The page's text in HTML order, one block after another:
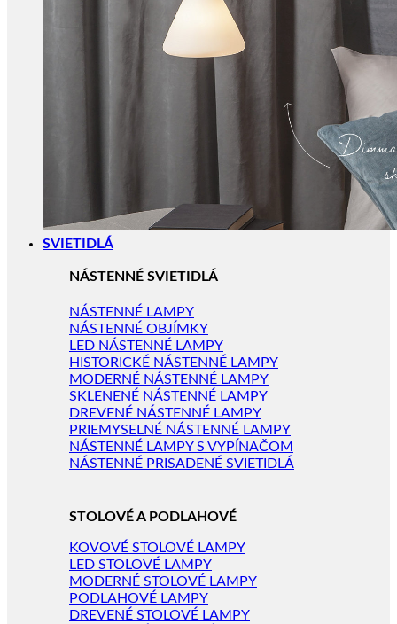
SVIETIDLÁ
NÁSTENNÉ SVIETIDLÁ
NÁSTENNÉ LAMPY
NÁSTENNÉ OBJÍMKY
LED NÁSTENNÉ LAMPY
HISTORICKÉ NÁSTENNÉ LAMPY
MODERNÉ NÁSTENNÉ LAMPY
SKLENENÉ NÁSTENNÉ LAMPY
DREVENÉ NÁSTENNÉ LAMPY
PRIEMYSELNÉ NÁSTENNÉ LAMPY
NÁSTENNÉ LAMPY S VYPÍNAČOM
NÁSTENNÉ PRISADENÉ SVIETIDLÁ
STOLOVÉ A PODLAHOVÉ
KOVOVÉ STOLOVÉ LAMPY
LED STOLOVÉ LAMPY
MODERNÉ STOLOVÉ LAMPY
PODLAHOVÉ LAMPY
DREVENÉ STOLOVÉ LAMPY